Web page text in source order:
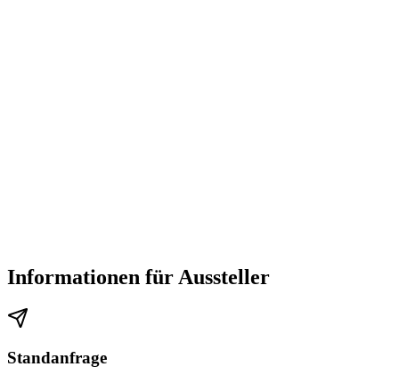
Informationen für Aussteller
Standanfrage